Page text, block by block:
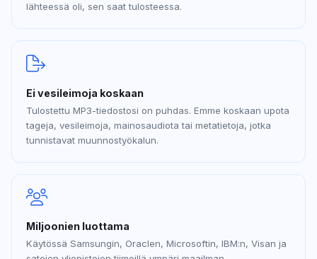
lähteessä oli, sen saat tulosteessa.
Ei vesileimoja koskaan
Tulostettu MP3-tiedostosi on puhdas. Emme koskaan upota
tageja, vesileimoja, mainosaudiota tai metatietoja, jotka
tunnistavat muunnostyökalun.
Miljoonien luottama
Käytössä Samsungin, Oraclen, Microsoftin, IBM:n, Visan ja